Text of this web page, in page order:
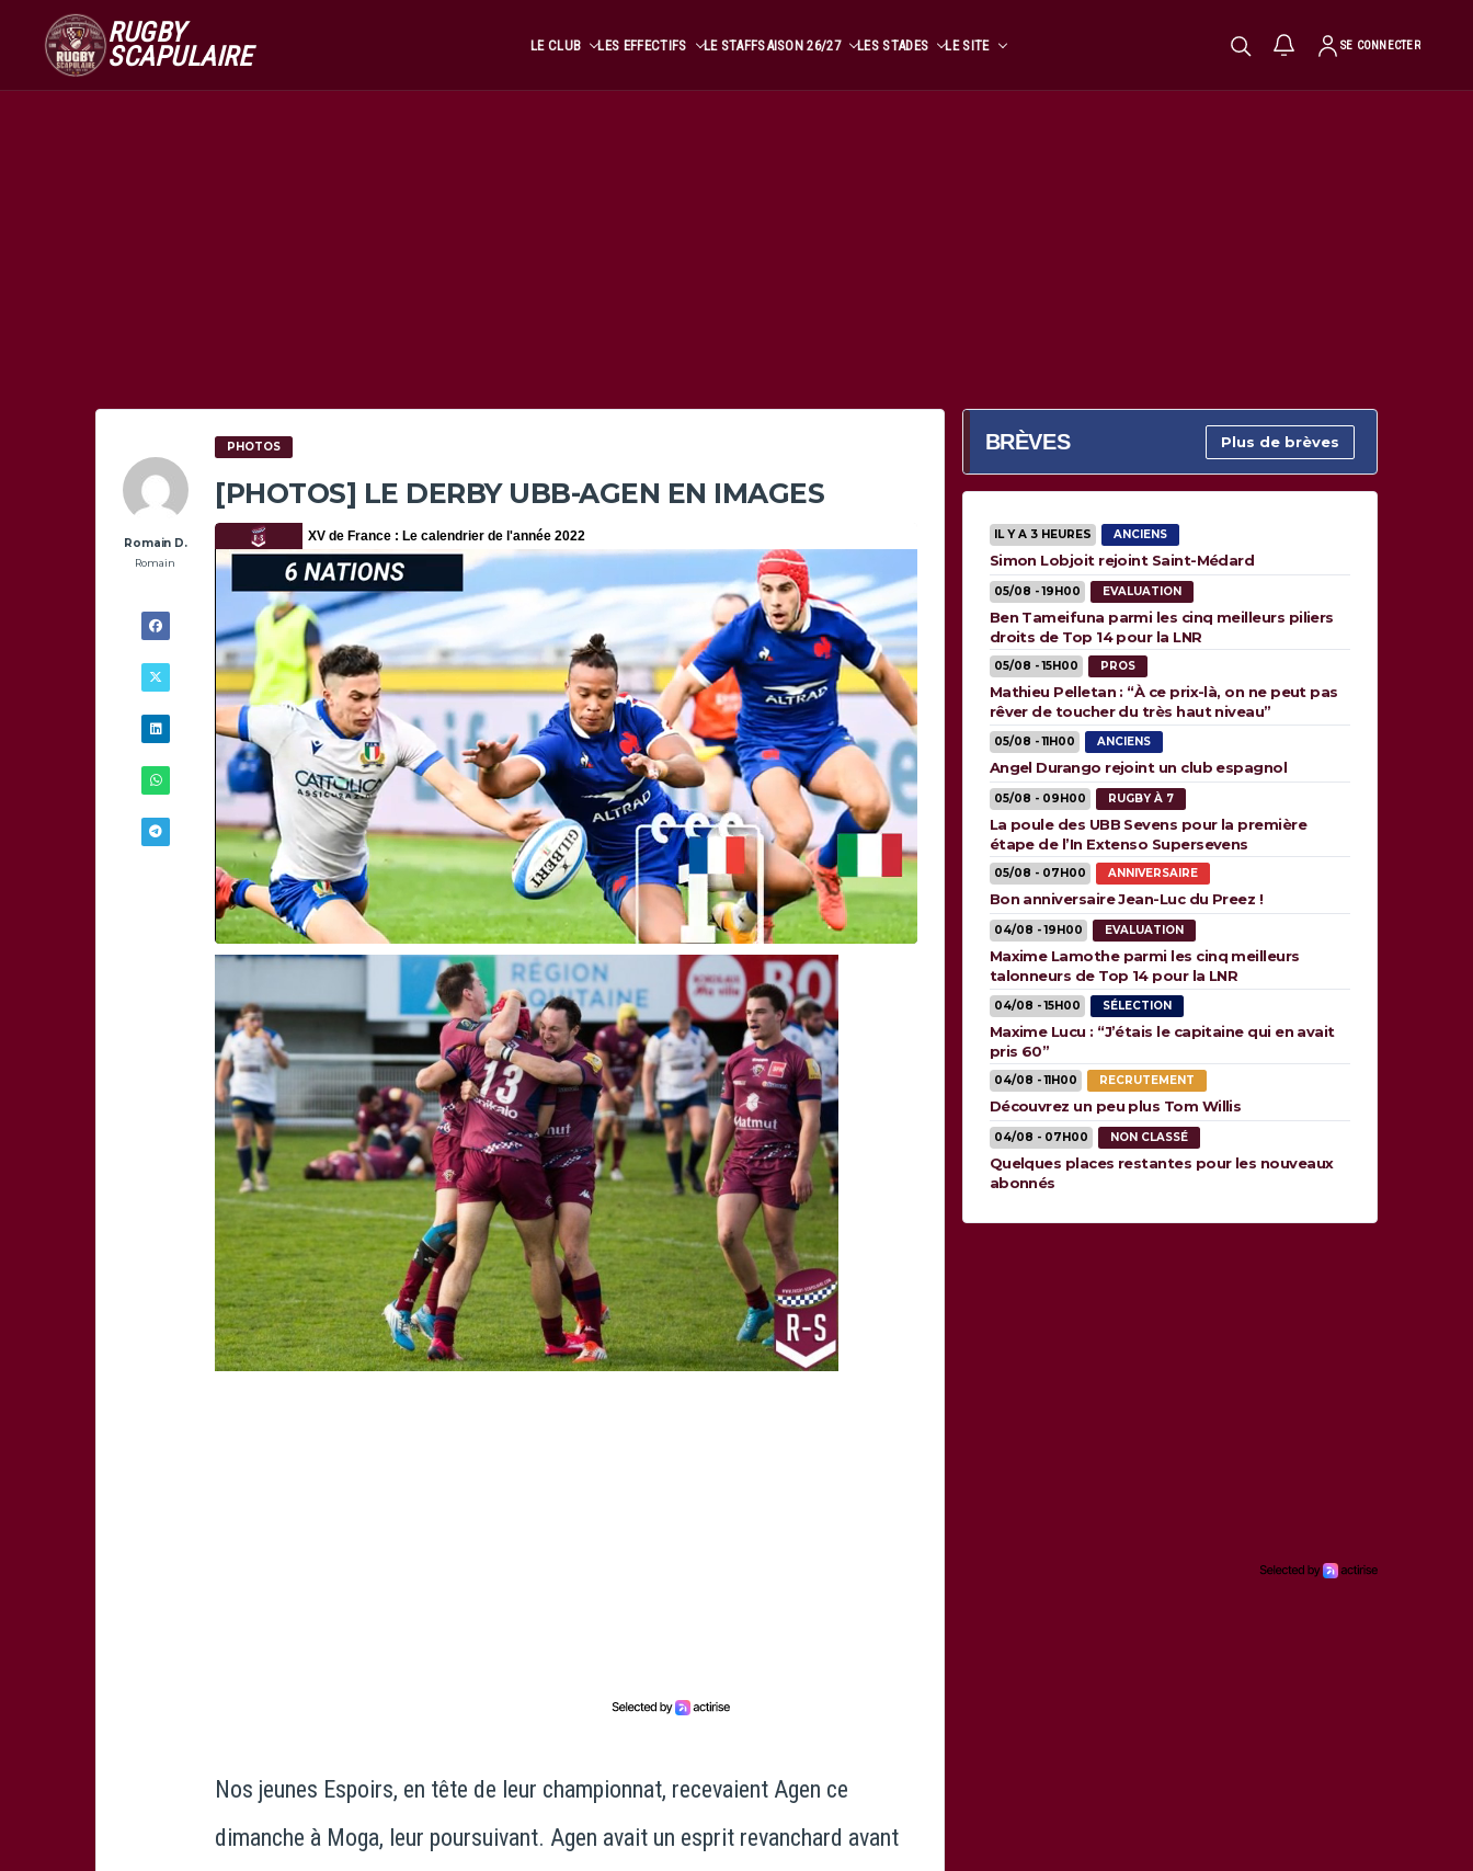
RUGBY
SCAPULAIRE LE CLUB LES EFFECTIFS LE STAFFSAISON 26/27 LES STADES LE SITE SE CONNECTER
Romain D.
Romain
PHOTOS
[PHOTOS] LE DERBY UBB-AGEN EN IMAGES
Nos jeunes Espoirs, en tête de leur championnat, recevaient Agen ce
dimanche à Moga, leur poursuivant. Agen avait un esprit revanchard avant
BRÈVES Plus de brèves
IL Y A 3 HEURES ANCIENS
Simon Lobjoit rejoint Saint-Médard
05/08 - 19H00 EVALUATION
Ben Tameifuna parmi les cinq meilleurs piliers
droits de Top 14 pour la LNR
05/08 - 15H00 PROS
Mathieu Pelletan : “À ce prix-là, on ne peut pas
rêver de toucher du très haut niveau”
05/08 - 11H00 ANCIENS
Angel Durango rejoint un club espagnol
05/08 - 09H00 RUGBY À 7
La poule des UBB Sevens pour la première
étape de l’In Extenso Supersevens
05/08 - 07H00 ANNIVERSAIRE
Bon anniversaire Jean-Luc du Preez !
04/08 - 19H00 EVALUATION
Maxime Lamothe parmi les cinq meilleurs
talonneurs de Top 14 pour la LNR
04/08 - 15H00 SÉLECTION
Maxime Lucu : “J’étais le capitaine qui en avait
pris 60”
04/08 - 11H00 RECRUTEMENT
Découvrez un peu plus Tom Willis
04/08 - 07H00 NON CLASSÉ
Quelques places restantes pour les nouveaux
abonnés